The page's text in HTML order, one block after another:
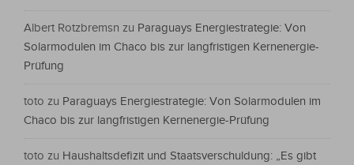
Albert Rotzbremsn zu Paraguays Energiestrategie: Von
Solarmodulen im Chaco bis zur langfristigen Kernenergie-
Prüfung
toto zu Paraguays Energiestrategie: Von Solarmodulen im
Chaco bis zur langfristigen Kernenergie-Prüfung
toto zu Haushaltsdefizit und Staatsverschuldung: „Es gibt